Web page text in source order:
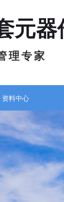
元
理 专 家
资料中心